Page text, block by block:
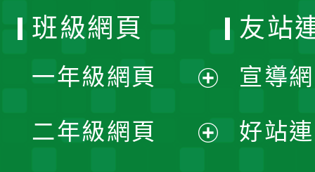
班級網頁
一年級網頁
開
二年級網頁
友站
宣導
好站